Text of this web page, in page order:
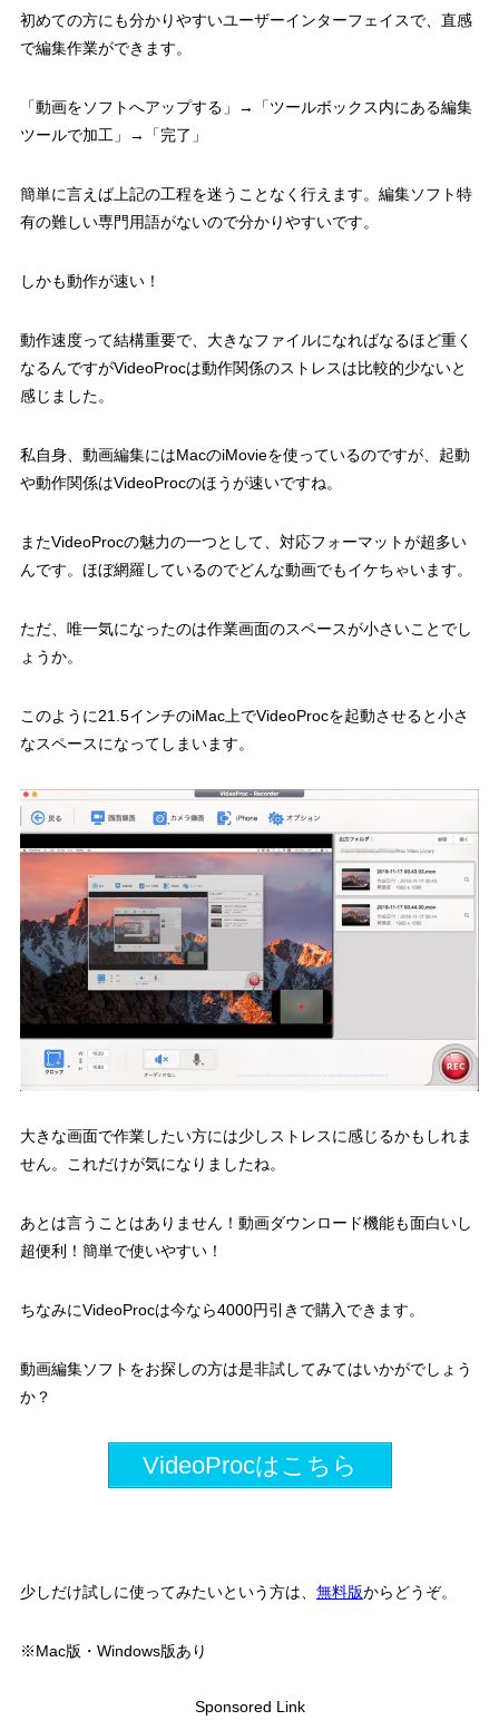
初めての方にも分かりやすいユーザーインターフェイスで、直感
で編集作業ができます。
「動画をソフトへアップする」→「ツールボックス内にある編集
ツールで加工」→「完了」
簡単に言えば上記の工程を迷うことなく行えます。編集ソフト特
有の難しい専門用語がないので分かりやすいです。
しかも動作が速い！
動作速度って結構重要で、大きなファイルになればなるほど重く
なるんですがVideoProcは動作関係のストレスは比較的少ないと
感じました。
私自身、動画編集にはMacのiMovieを使っているのですが、起動
や動作関係はVideoProcのほうが速いですね。
またVideoProcの魅力の一つとして、対応フォーマットが超多い
んです。ほぼ網羅しているのでどんな動画でもイケちゃいます。
ただ、唯一気になったのは作業画面のスペースが小さいことでし
ょうか。
このように21.5インチのiMac上でVideoProcを起動させると小さ
なスペースになってしまいます。
大きな画面で作業したい方には少しストレスに感じるかもしれま
せん。これだけが気になりましたね。
あとは言うことはありません！動画ダウンロード機能も面白いし
超便利！簡単で使いやすい！
ちなみにVideoProcは今なら4000円引きで購入できます。
動画編集ソフトをお探しの方は是非試してみてはいかがでしょう
か？
VideoProcはこちら
少しだけ試しに使ってみたいという方は、 無料版からどうぞ。
※Mac版・Windows版あり
Sponsored Link